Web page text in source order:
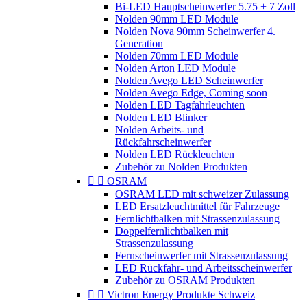
Bi-LED Hauptscheinwerfer 5.75 + 7 Zoll
Nolden 90mm LED Module
Nolden Nova 90mm Scheinwerfer 4.
Generation
Nolden 70mm LED Module
Nolden Arton LED Module
Nolden Avego LED Scheinwerfer
Nolden Avego Edge, Coming soon
Nolden LED Tagfahrleuchten
Nolden LED Blinker
Nolden Arbeits- und
Rückfahrscheinwerfer
Nolden LED Rückleuchten
Zubehör zu Nolden Produkten
  OSRAM
OSRAM LED mit schweizer Zulassung
LED Ersatzleuchtmittel für Fahrzeuge
Fernlichtbalken mit Strassenzulassung
Doppelfernlichtbalken mit
Strassenzulassung
Fernscheinwerfer mit Strassenzulassung
LED Rückfahr- und Arbeitsscheinwerfer
Zubehör zu OSRAM Produkten
  Victron Energy Produkte Schweiz